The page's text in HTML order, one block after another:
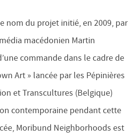
nom du projet initié, en 2009, par
macédonien Martin
commande dans le cadre de
Art » lancée par les Pépinières
et Transcultures (Belgique)
contemporaine pendant cette
Moribund Neighborhoods est